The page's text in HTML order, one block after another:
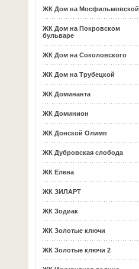
ЖК Дом на Мосфильмовской
ЖК Дом на Покровском
бульваре
ЖК Дом на Соколовского
ЖК Дом на Трубецкой
ЖК Доминанта
ЖК Доминион
ЖК Донской Олимп
ЖК Дубровская слобода
ЖК Елена
ЖК ЗИЛАРТ
ЖК Зодиак
ЖК Золотые ключи
ЖК Золотые ключи 2